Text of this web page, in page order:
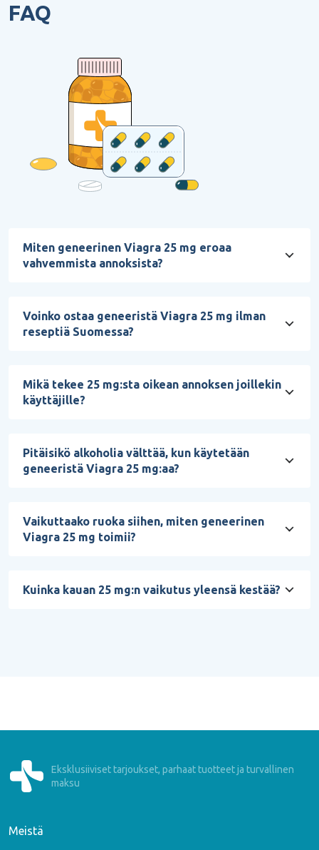
FAQ
Miten geneerinen Viagra 25 mg eroaa
vahvemmista annoksista?
Voinko ostaa geneeristä Viagra 25 mg ilman
reseptiä Suomessa?
Mikä tekee 25 mg:sta oikean annoksen joillekin
käyttäjille?
Pitäisikö alkoholia välttää, kun käytetään
geneeristä Viagra 25 mg:aa?
Vaikuttaako ruoka siihen, miten geneerinen
Viagra 25 mg toimii?
Kuinka kauan 25 mg:n vaikutus yleensä kestää?
Eksklusiiviset tarjoukset, parhaat tuotteet ja turvallinen
maksu
Meistä